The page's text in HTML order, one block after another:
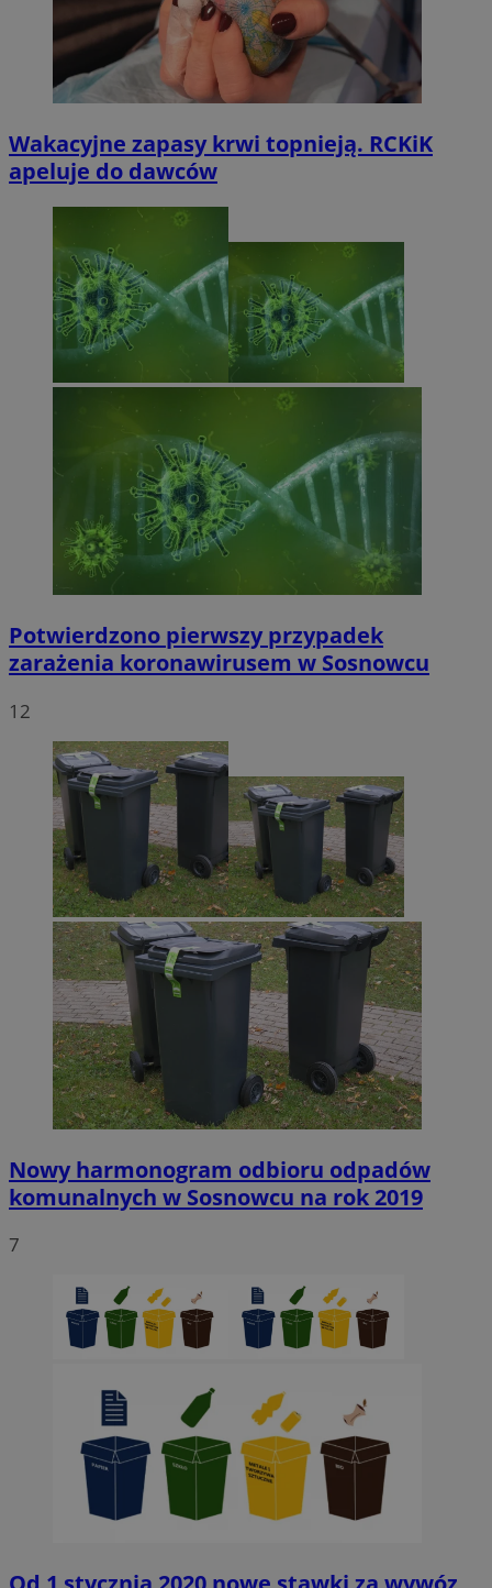
Wakacyjne zapasy krwi topnieją. RCKiK
apeluje do dawców
Potwierdzono pierwszy przypadek
zarażenia koronawirusem w Sosnowcu
12
Nowy harmonogram odbioru odpadów
komunalnych w Sosnowcu na rok 2019
7